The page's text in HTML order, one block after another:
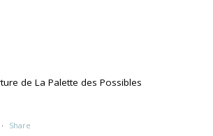
de La Palette des Possibles
· Share